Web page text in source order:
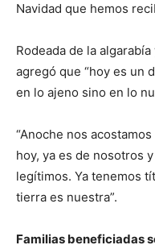
Navidad que hemos
Rodeada de la
agregó que “hoy es un
en lo ajeno sino en lo
“Anoche nos
hoy, ya es de nosotros
legítimos. Ya tenemos
tierra es nuestra”.
Familias beneficiadas